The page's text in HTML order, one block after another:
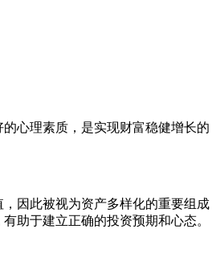
心理素质，是实现财富稳健增长的
因此被视为资产多样化的重要组成
助于建立正确的投资预期和心态。